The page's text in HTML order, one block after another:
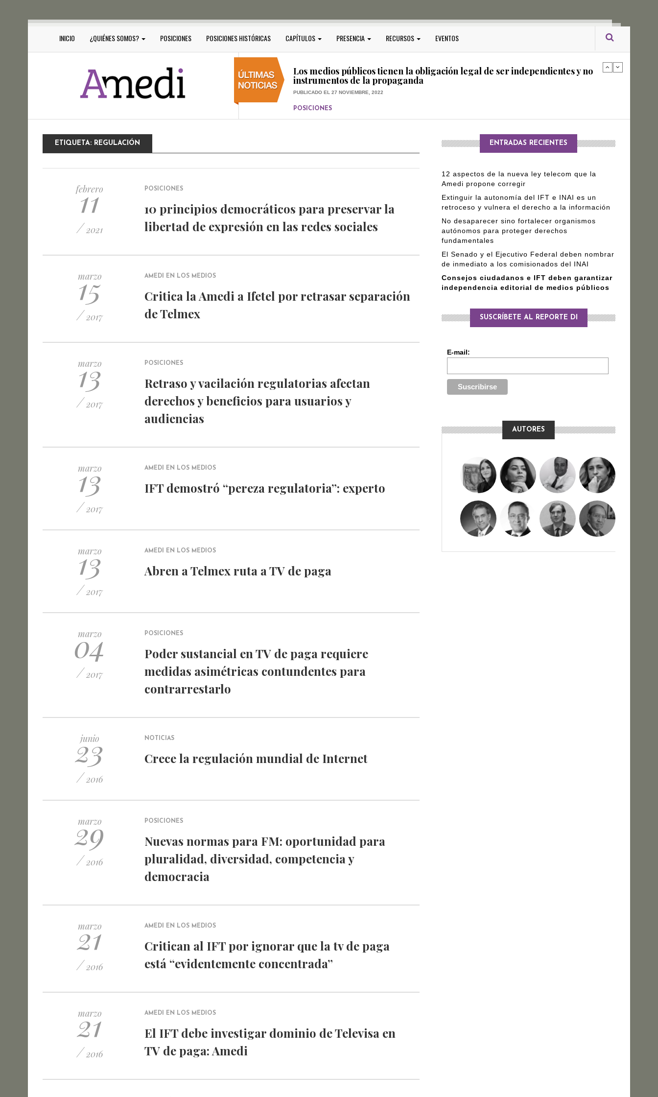
INICIO ¿QUIÉNES SOMOS? POSICIONES POSICIONES HISTÓRICAS CAPÍTULOS PRESENCIA RECURSOS EVENTOS
PUBLICADO EL 17 DICIEMBRE, 2022
Los medios públicos tienen la obligación legal de ser independientes y no
instrumentos de la propaganda
PUBLICADO EL 27 NOVIEMBRE, 2022
POSICIONES
Consejos ciudadanos e IFT deben garantizar independencia editorial de
ETIQUETA: REGULACIÓN
febrero
11
/ 2021
POSICIONES
10 principios democráticos para preservar la
libertad de expresión en las redes sociales
marzo
15
/ 2017
AMEDI EN LOS MEDIOS
Critica la Amedi a Ifetel por retrasar separación
de Telmex
marzo
13
/ 2017
POSICIONES
Retraso y vacilación regulatorias afectan
derechos y beneficios para usuarios y
audiencias
marzo
13
/ 2017
AMEDI EN LOS MEDIOS
IFT demostró “pereza regulatoria”: experto
marzo
13
/ 2017
AMEDI EN LOS MEDIOS
Abren a Telmex ruta a TV de paga
marzo
04
/ 2017
POSICIONES
Poder sustancial en TV de paga requiere
medidas asimétricas contundentes para
contrarrestarlo
junio
23
/ 2016
NOTICIAS
Crece la regulación mundial de Internet
marzo
29
/ 2016
POSICIONES
Nuevas normas para FM: oportunidad para
pluralidad, diversidad, competencia y
democracia
marzo
21
/ 2016
AMEDI EN LOS MEDIOS
Critican al IFT por ignorar que la tv de paga
está “evidentemente concentrada”
marzo
21
/ 2016
AMEDI EN LOS MEDIOS
El IFT debe investigar dominio de Televisa en
TV de paga: Amedi
ENTRADAS RECIENTES
12 aspectos de la nueva ley telecom que la
Amedi propone corregir
Extinguir la autonomía del IFT e INAI es un
retroceso y vulnera el derecho a la información
No desaparecer sino fortalecer organismos
autónomos para proteger derechos
fundamentales
El Senado y el Ejecutivo Federal deben nombrar
de inmediato a los comisionados del INAI
Consejos ciudadanos e IFT deben garantizar
independencia editorial de medios públicos
SUSCRÍBETE AL REPORTE DI
E-mail:
AUTORES